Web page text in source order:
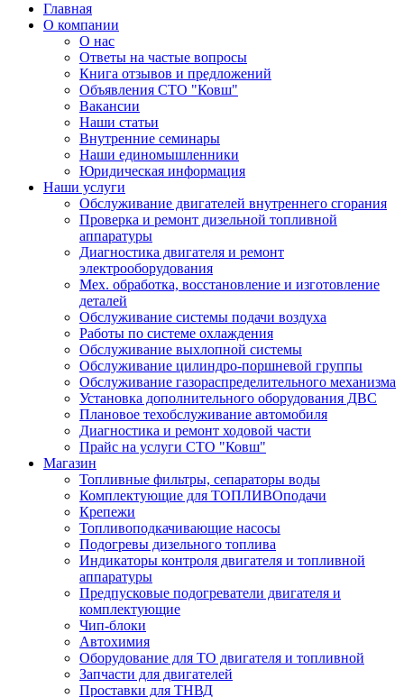
Главная
О компании
О нас
Ответы на частые вопросы
Книга отзывов и предложений
Объявления СТО "Ковш"
Вакансии
Наши статьи
Внутренние семинары
Наши единомышленники
Юридическая информация
Наши услуги
Обслуживание двигателей внутреннего сгорания
Проверка и ремонт дизельной топливной
аппаратуры
Диагностика двигателя и ремонт
электрооборудования
Мех. обработка, восстановление и изготовление
деталей
Обслуживание системы подачи воздуха
Работы по системе охлаждения
Обслуживание выхлопной системы
Обслуживание цилиндро-поршневой группы
Обслуживание газораспределительного механизма
Установка дополнительного оборудования ДВС
Плановое техобслуживание автомобиля
Диагностика и ремонт ходовой части
Прайс на услуги СТО "Ковш"
Магазин
Топливные фильтры, сепараторы воды
Комплектующие для ТОПЛИВОподачи
Крепежи
Топливоподкачивающие насосы
Подогревы дизельного топлива
Индикаторы контроля двигателя и топливной
аппаратуры
Предпусковые подогреватели двигателя и
комплектующие
Чип-блоки
Автохимия
Оборудование для ТО двигателя и топливной
Запчасти для двигателей
Проставки для ТНВД